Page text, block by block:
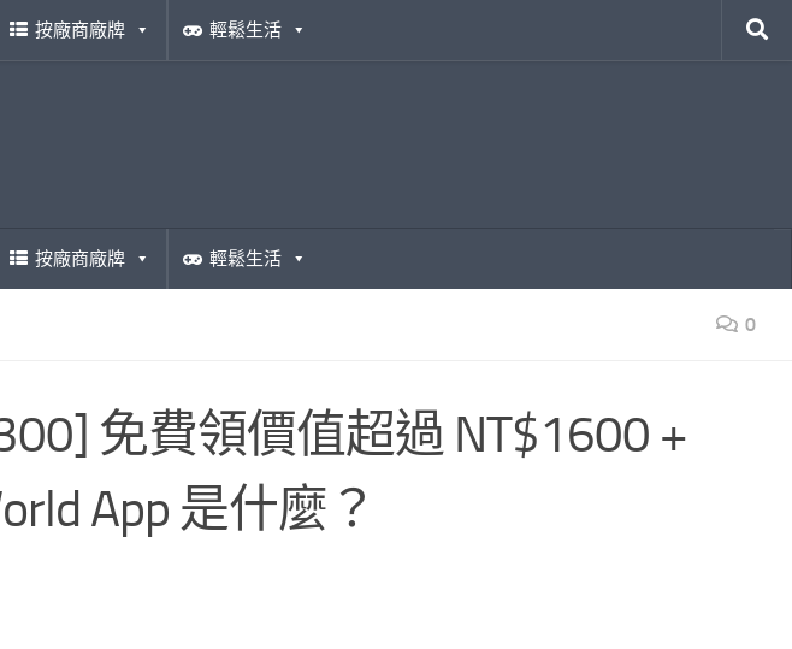
按廠商廠牌 輕鬆生活
按廠商廠牌 輕鬆生活
0
免費領價值超過 NT$1600 +
App 是什麼？